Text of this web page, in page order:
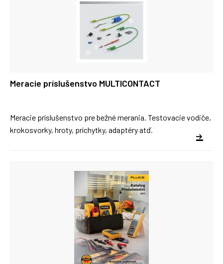
Meracie príslušenstvo MULTICONTACT
Meracie príslušenstvo pre bežné merania. Testovacie vodiče,
krokosvorky, hroty, príchytky, adaptéry atď.